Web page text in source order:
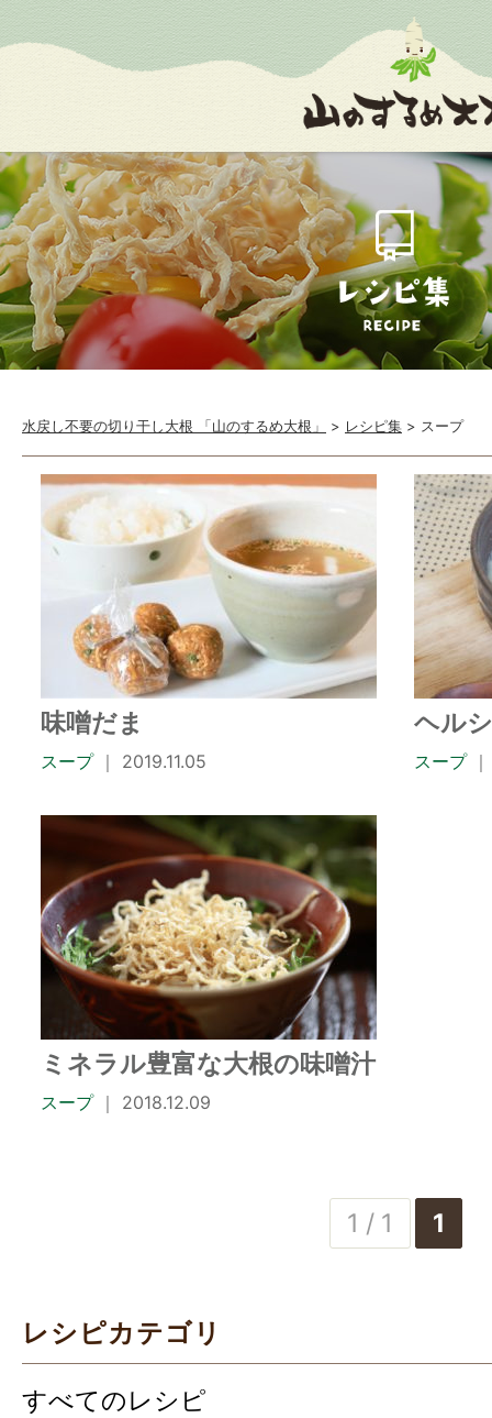
水戻し不要の切り干し大根 「山のするめ大根」 > レシピ集 > スープ
味噌だま
スープ ｜ 2019.11.05
ヘル
スープ
ミネラル豊富な大根の味噌汁
スープ ｜ 2018.12.09
1 / 1 1
レシピカテゴリ
すべてのレシピ